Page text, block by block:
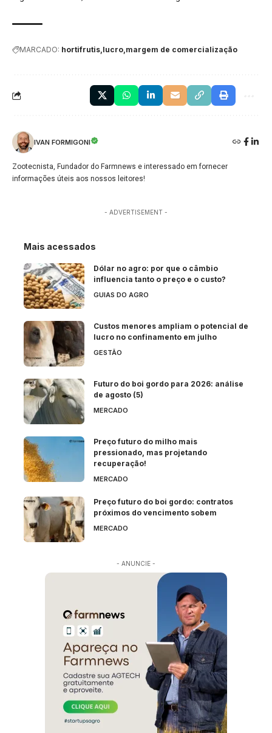
MARCADO: hortifrutis lucro margem de comercialização
IVAN FORMIGONI
Zootecnista, Fundador do Farmnews e interessado em fornecer
informações úteis aos nossos leitores!
- ADVERTISEMENT -
Mais acessados
Dólar no agro: por que o câmbio
influencia tanto o preço e o custo?
GUIAS DO AGRO
Custos menores ampliam o potencial de
lucro no confinamento em julho
GESTÃO
Futuro do boi gordo para 2026: análise
de agosto (5)
MERCADO
Preço futuro do milho mais
pressionado, mas projetando
recuperação!
MERCADO
Preço futuro do boi gordo: contratos
próximos do vencimento sobem
MERCADO
- ANUNCIE -